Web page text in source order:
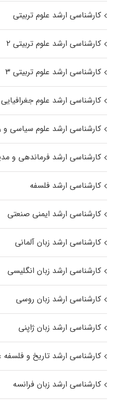
کارشناسی ارشد علوم تربیتی
کارشناسی ارشد علوم تربیتی ۲
کارشناسی ارشد علوم تربیتی ۳
کارشناسی ارشد علوم جغرافیایی
کارشناسی ارشد علوم سیاسی و
کارشناسی ارشد فرماندهی و
کارشناسی ارشد فلسفه
کارشناسی ارشد ایمنی صنعتی
کارشناسی ارشد زبان آلمانی
کارشناسی ارشد زبان انگلیسی
کارشناسی ارشد زبان روسی
کارشناسی ارشد زبان ژاپنی
کارشناسی ارشد تاریخ و فلسفه
کارشناسی ارشد زبان فرانسه